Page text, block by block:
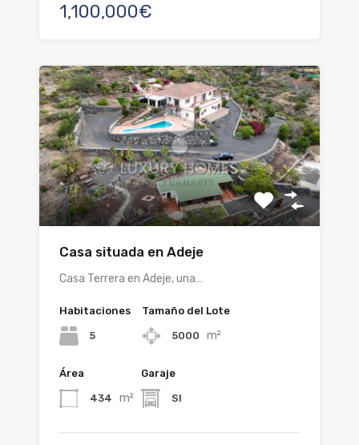
1,100,000€
Casa situada en Adeje
Casa Terrera en Adeje, una…
Habitaciones
5
Tamaño del Lote
5000 m²
Área
434 m²
Garaje
SI